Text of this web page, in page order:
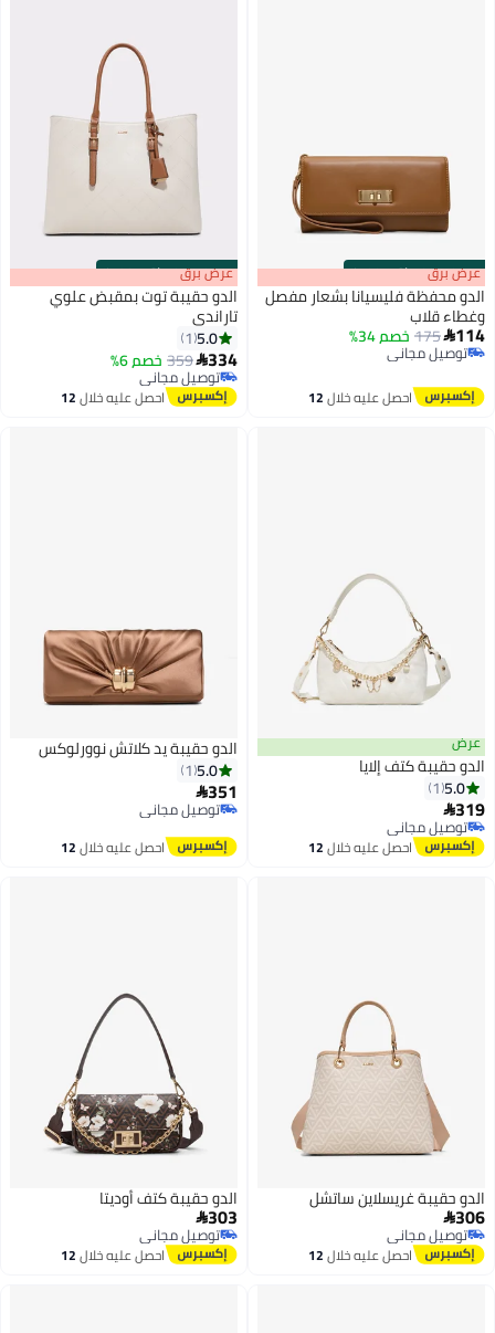
00m:00s
·باقي 100% عرض برق
الدو محفظة فليسيانا بشعار مفصل
وغطاء قلاب
114
175 خصم 34%
توصيل مجاني
توصيل مجاني
احصل عليه خلال12
00m:00s
·باقي 100% عرض برق
الدو حقيبة توت بمقبض علوي
تاراندي
5.0
1
334
359 خصم 6%
توصيل مجاني
توصيل مجانياحصل عليه خلال12
عرض
الدو حقيبة كتف إلايا
5.0
1
319
توصيل مجاني
توصيل مجانياحصل عليه خلال12
2
الدو حقيبة يد كلاتش نوورلوكس
5.0
1
351
توصيل مجاني
توصيل مجاني
احصل عليه خلال12
الدو حقيبة غريسلاين ساتشل
306
توصيل مجاني
توصيل مجانياحصل عليه خلال12
الدو حقيبة كتف أوديتا
303
توصيل مجاني
توصيل مجانياحصل عليه خلال12